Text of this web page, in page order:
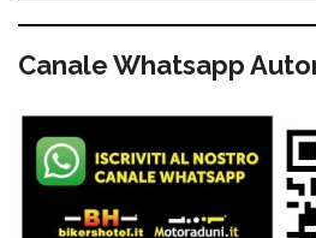
Canale Whatsapp